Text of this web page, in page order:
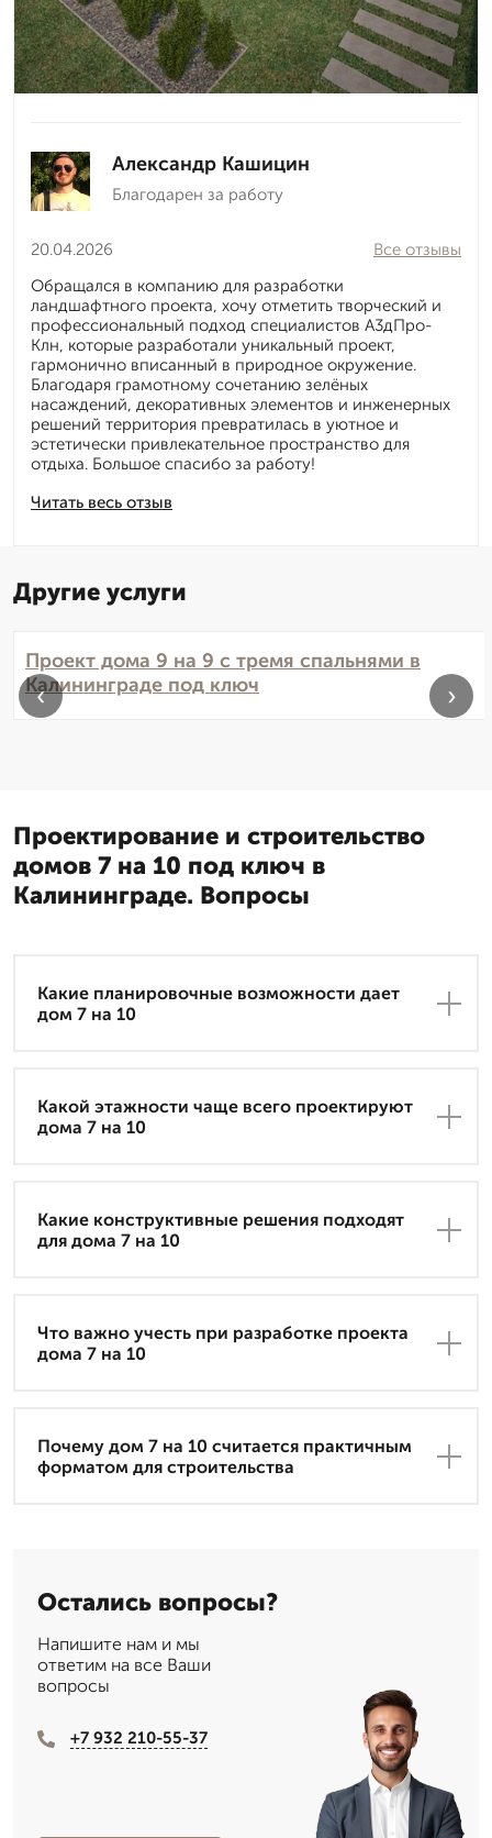
Александр Кашицин
Благодарен за работу
20.04.2026
Читать весь отзыв
Все отзывы
Обращался в компанию для разработки
ландшафтного проекта, хочу отметить творческий и
профессиональный подход специалистов А3дПро-
Клн, которые разработали уникальный проект,
гармонично вписанный в природное окружение.
Благодаря грамотному сочетанию зелёных
насаждений, декоративных элементов и инженерных
решений территория превратилась в уютное и
эстетически привлекательное пространство для
отдыха. Большое спасибо за работу!
Другие услуги
Проект дома 9 на 9 с тремя спальнями в
Калининграде под ключ
‹ ›
Проектирование и строительство
домов 7 на 10 под ключ в
Калининграде. Вопросы
Какие планировочные возможности дает
дом 7 на 10
Какой этажности чаще всего проектируют
дома 7 на 10
Какие конструктивные решения подходят
для дома 7 на 10
Что важно учесть при разработке проекта
дома 7 на 10
Почему дом 7 на 10 считается практичным
форматом для строительства
Остались вопросы?
Напишите нам и мы
ответим на все Ваши
вопросы
+7 932 210-55-37